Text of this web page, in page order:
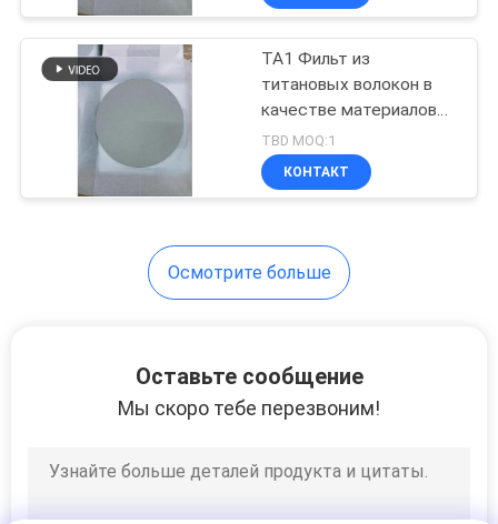
Нитка из
непрерывных
нитей
Мастербатч
TA1 Фильт из
титановых волокон в
качестве материалов
для газодиффузионного
слоя в водном
электролизаторе PEM
TBD MOQ:1
КОНТАКТ
Осмотрите больше
Оставьте сообщение
Мы скоро тебе перезвоним!